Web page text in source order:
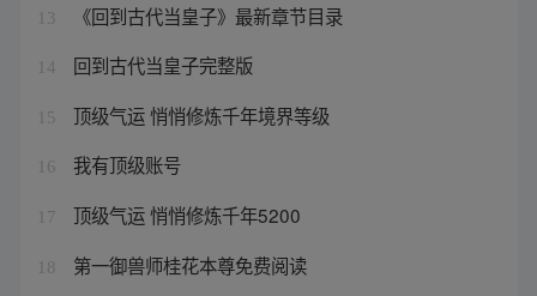
13 《回到古代当皇子》最新章节目录
14 回到古代当皇子完整版
15 顶级气运 悄悄修炼千年境界等级
16 我有顶级账号
17 顶级气运 悄悄修炼千年5200
18 第一御兽师桂花本尊免费阅读